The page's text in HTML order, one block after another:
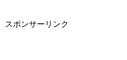
スポンサーリンク